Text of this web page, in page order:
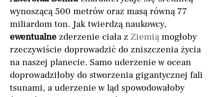
wynoszącą 500 metrów oraz masą równą 77
miliardom ton. Jak twierdzą naukowcy,
ewentualne zderzenie ciała z Ziemią mogłoby
rzeczywiście doprowadzić do zniszczenia życia
na naszej planecie. Samo uderzenie w ocean
doprowadziłoby do stworzenia gigantycznej fali
tsunami, a uderzenie w ląd spowodowałoby